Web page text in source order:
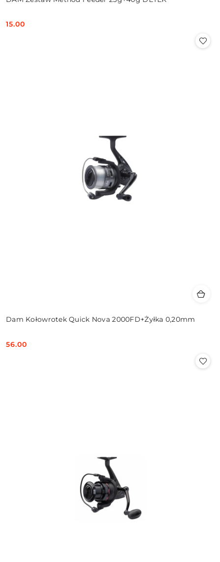
Cena:
15.00
Dam Kołowrotek Quick Nova 2000FD+Żyłka 0,20mm
Cena:
56.00